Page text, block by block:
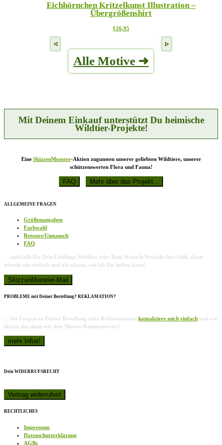
Produktseite
gewählt
Varianten
auf.
Optionen
Produktseite
gewählt
Eichhörnchen Kritzelkunst Illustration –
Übergrößenshirt
€26,95Dieses
Varianten
auf.
Produktseite
gewählt
werden
Alle Motive ➜
Mit Deinem Einkauf unterstützt Du heimische
Wildtier-Projekte!
Eine SkizzenMonster-Aktion zugunsten unserer geliebten Wildtiere, unserer
schützenswerten Flora und Fauna!
ALLGEMEINE FRAGEN
Größenangaben
Farbwahl
Retoure/Umtausch
FAQ
… und falls Dir Dein Lieblings-Wildtier oder Dein Wunsch-Produkt hier fehlt, dann
schreib mir einfach und ich schaue, wie ich Dir helfen kann!
PROBLEME mit Deiner Bestellung? REKLAMATION?
… bei Fragen zu Deiner Bestellung oder Reklamationen kontaktiere mich einfach und wir
klären das dann mit dem Shirtee-Kundenservice!
Dein WIDERRUFSRECHT
RECHTLICHES
Impressum
Datenschutzerklärung
AGBs